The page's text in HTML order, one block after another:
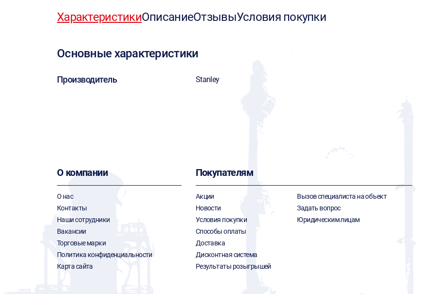
ХарактеристикиОписаниеОтзывыУсловия покупки
Основные характеристики
Производитель Stanley
О компании
О нас
Контакты
Наши сотрудники
Вакансии
Торговые марки
Политика конфиденциальности
Карта сайта
Покупателям
Акции
Новости
Условия покупки
Способы оплаты
Доставка
Дисконтная система
Результаты розыгрышей
Вызов специалиста на объект
Задать вопрос
Юридическим лицам